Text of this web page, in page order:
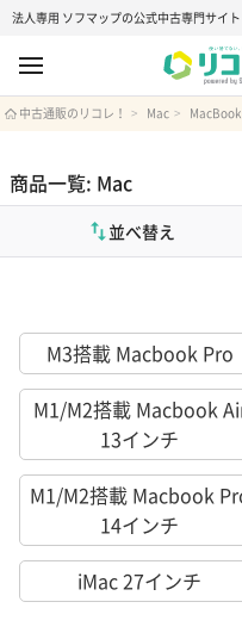
法人専用 ソフマップの公式中古専門サイト
中古通販のリコレ！ Mac
商品一覧: Mac
並べ替え
M3搭載 Macbook Pro
M1/M2搭載 Macbook
13インチ
M1/M2搭載 Macbook
14インチ
iMac 27インチ